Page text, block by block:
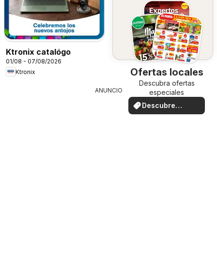
Ktronix catalógo
01/08 - 07/08/2026
Ktronix
Ofertas locales
Descubra ofertas
especiales
Descubre
ofertas
ANUNCIO